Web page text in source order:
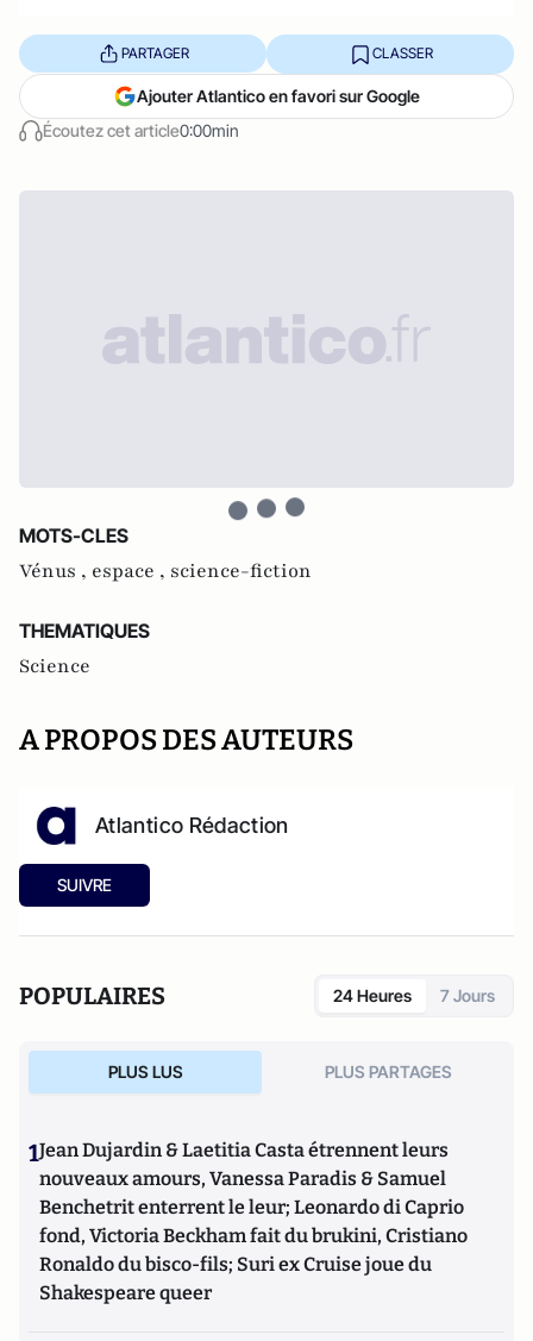
Écoutez cet article0:00min
PARTAGER CLASSER
Ajouter Atlantico en favori sur Google
MOTS-CLES
Vénus , espace , science-fiction
THEMATIQUES
Science
A PROPOS DES AUTEURS
Atlantico Rédaction
SUIVRE
POPULAIRES 24 Heures 7 Jours
PLUS LUS PLUS PARTAGES
1Jean Dujardin & Laetitia Casta étrennent leurs
nouveaux amours, Vanessa Paradis & Samuel
Benchetrit enterrent le leur; Leonardo di Caprio
fond, Victoria Beckham fait du brukini, Cristiano
Ronaldo du bisco-fils; Suri ex Cruise joue du
Shakespeare queer